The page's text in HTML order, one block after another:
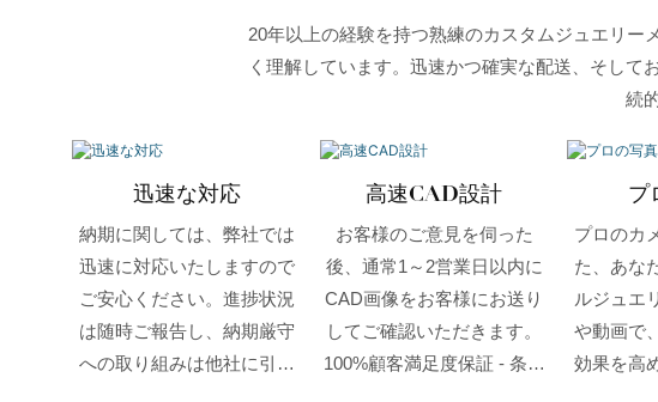
20年以上の経験を持つ熟練のカスタムジュエリ
く理解しています。迅速かつ確実な配送、そし
続
迅速な対応
納期に関しては、弊社では
迅速に対応いたしますので
ご安心ください。進捗状況
は随時ご報告し、納期厳守
への取り組みは他社に引け
高速CAD設計
お客様のご意見を伺った
後、通常1～2営業日以内に
CAD画像をお客様にお送り
してご確認いただきます。
100%顧客満足度保証 - 条件
プ
プロのカ
た、あな
ルジュエ
や動画で
効果を高